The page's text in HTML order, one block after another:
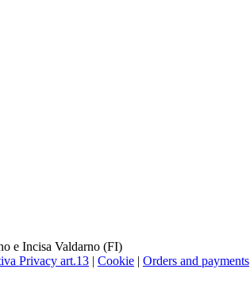
e Incisa Valdarno (FI)
Privacy art.13 | Cookie | Orders and payments